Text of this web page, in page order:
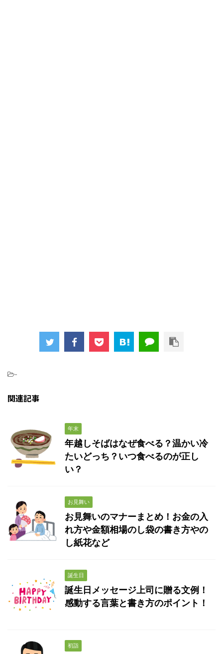
-
関連記事
年末
年越しそばはなぜ食べる？温かい冷
たいどっち？いつ食べるのが正し
い？
お見舞い
お見舞いのマナーまとめ！お金の入
れ方や金額相場のし袋の書き方やの
し紙花など
誕生日
誕生日メッセージ上司に贈る文例！
感動する言葉と書き方のポイント！
初詣